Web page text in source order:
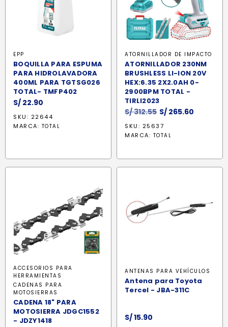
EPP
BOQUILLA PARA ESPUMA
PARA HIDROLAVADORA
400ML PARA TGTSG026
TOTAL- TMFP402
S/ 22.90
SKU: 22644
MARCA: TOTAL
ATORNILLADOR DE IMPACTO
ATORNILLADOR 230NM
BRUSHLESS LI-ION 20V
HEX:6.35 2X2.0AH 0-
2900BPM TOTAL -
TIRLI2023
S/312.55 El
precio
original
S/ 265.60
SKU: 25637
MARCA: TOTAL
ACCESORIOS PARA
HERRAMIENTAS
CADENAS PARA
MOTOSIERRAS
CADENA 18" PARA
MOTOSIERRA JDGC1552
- JDZY1418
ANTENAS PARA VEHÍCULOS
Antena para Toyota
Tercel - JBA-311C
S/15.90